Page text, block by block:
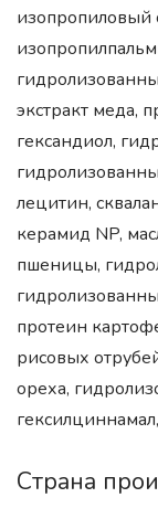
изопропиловый
экстракт меда,
гександиол,
лецитин,
керамид NP,
пшеницы,
протеин
рисовых
ореха,
Страна